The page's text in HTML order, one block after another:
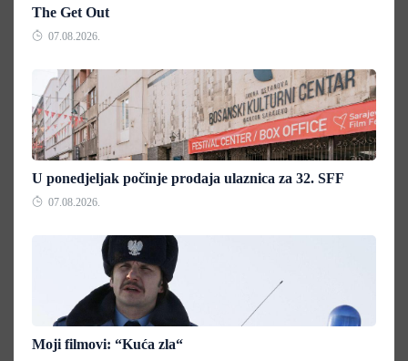
The Get Out
07.08.2026.
U ponedjeljak počinje prodaja ulaznica za 32. SFF
07.08.2026.
Moji filmovi: “Kuća zla“